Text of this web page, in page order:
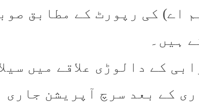
ہیں۔
کے دالوڑی علاقے میں